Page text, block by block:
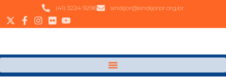
(41) 3224 9296 sindijor@sindijorpr.org.br